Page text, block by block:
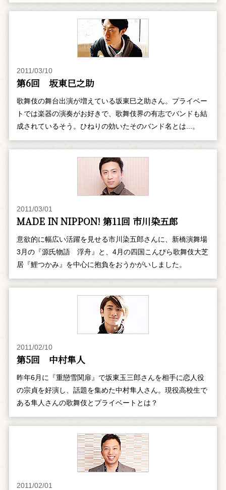
2011/03/10
第6回 坂東巳之助
歌舞伎の舞台出演が増えている坂東巳之助さん。プライベー
トでは楽器の演奏がお好きで、歌舞伎界の有志でバンドも結
成されているそう。ひねりの効いたそのバンド名とは...。
2011/03/01
MADE IN NIPPON! 第11回 市川染五郎
意欲的に幅広い活躍を見せる市川染五郎さんに、新橋演舞場
3月の『源氏物語 浮舟』と、4月の四国こんぴら歌舞伎大芝
居『鯉つかみ』を中心に抱負をおうかがいしました。
2011/02/10
第5回 中村隼人
昨年6月に『重戀雪関扉』で坂東玉三郎さんを相手に恋人役
の宗貞を好演し、話題を集めた中村隼人さん。現役高校生で
ある隼人さんの歌舞伎とプライベートとは？
2011/02/01